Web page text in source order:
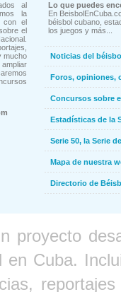
al
la
con el
el
mucho
Lo que puedes
En
béisbol cubano,
los juegos y más...
Noticias del
Foros, opiniones,
Concursos sobre
Estadísticas de la
Serie 50, la Serie
Mapa de nuestra
Directorio de
proyecto
en Cuba.